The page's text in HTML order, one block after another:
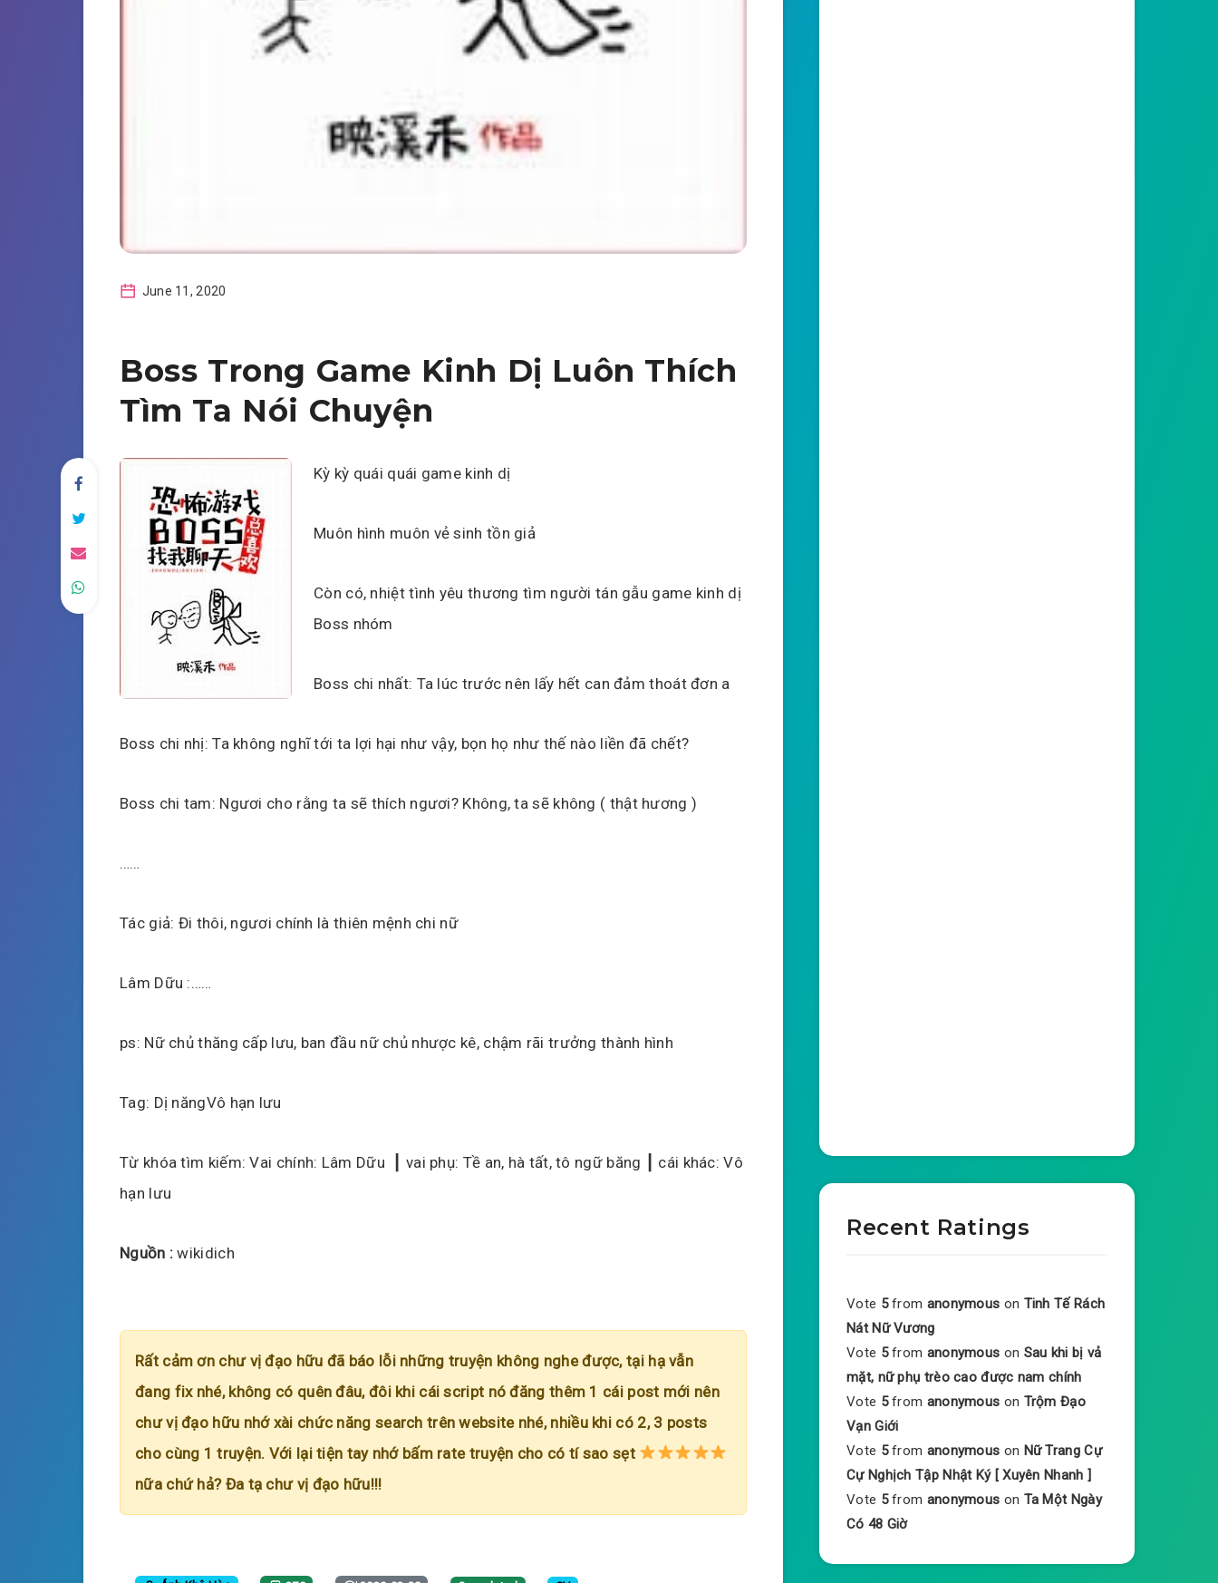
June 11, 2020
Boss Trong Game Kinh Dị Luôn Thích
Tìm Ta Nói Chuyện
Kỳ kỳ quái quái game kinh dị
Muôn hình muôn vẻ sinh tồn giả
Còn có, nhiệt tình yêu thương tìm người tán gẫu game kinh dị
Boss nhóm
Boss chi nhất: Ta lúc trước nên lấy hết can đảm thoát đơn a
Boss chi nhị: Ta không nghĩ tới ta lợi hại như vậy, bọn họ như thế nào liền đã chết?
Boss chi tam: Ngươi cho rằng ta sẽ thích ngươi? Không, ta sẽ không ( thật hương )
……
Tác giả: Đi thôi, ngươi chính là thiên mệnh chi nữ
Lâm Dữu :……
ps: Nữ chủ thăng cấp lưu, ban đầu nữ chủ nhược kê, chậm rãi trưởng thành hình
Tag: Dị năngVô hạn lưu
Từ khóa tìm kiếm: Vai chính: Lâm Dữu ┃ vai phụ: Tề an, hà tất, tô ngữ băng ┃ cái khác: Vô
hạn lưu
Nguồn :wikidich
Rất cảm ơn chư vị đạo hữu đã báo lỗi những truyện không nghe được, tại hạ vẫn
đang fix nhé, không có quên đâu, đôi khi cái script nó đăng thêm 1 cái post mới nên
chư vị đạo hữu nhớ xài chức năng search trên website nhé, nhiều khi có 2, 3 posts
cho cùng 1 truyện. Với lại tiện tay nhớ bấm rate truyện cho có tí sao sẹt
nữa chứ hả? Đa tạ chư vị đạo hữu!!!
Recent Ratings
Vote 5 from anonymous on Tinh Tế Rách
Nát Nữ Vương
Vote 5 from anonymous on Sau khi bị vả
mặt, nữ phụ trèo cao được nam chính
Vote 5 from anonymous on Trộm Đạo
Vạn Giới
Vote 5 from anonymous on Nữ Trang Cự
Cự Nghịch Tập Nhật Ký [ Xuyên Nhanh ]
Vote 5 from anonymous on Ta Một Ngày
Có 48 Giờ